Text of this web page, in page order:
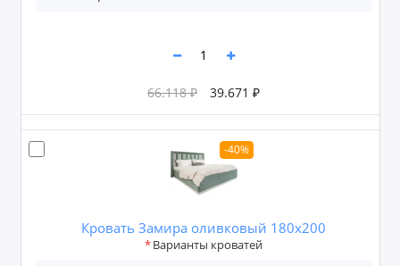
66.118 ₽ 39.671 ₽
-40%
Кровать Замира оливковый 180x200
Варианты кроватей